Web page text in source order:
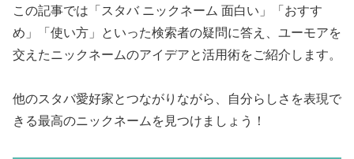
この記事では「スタバ ニックネーム 面白い」「おすす
め」「使い方」といった検索者の疑問に答え、ユーモアを
交えたニックネームのアイデアと活用術をご紹介します。
他のスタバ愛好家とつながりながら、自分らしさを表現で
きる最高のニックネームを見つけましょう！